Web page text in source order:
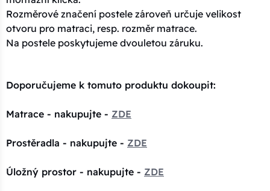
Rozměrové značení postele zároveň určuje velikost
otvoru pro matraci, resp. rozměr matrace.
Na postele poskytujeme dvouletou záruku.
Doporučujeme k tomuto produktu dokoupit:
Matrace - nakupujte - ZDE
Prostěradla - nakupujte - ZDE
Úložný prostor - nakupujte - ZDE